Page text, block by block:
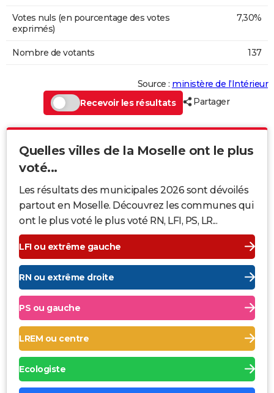
Votes nuls (en pourcentage des votes
exprimés)
7,30%
Nombre de votants 137
Source : ministère de l’Intérieur
Recevoir les résultats
Partager
Quelles villes de la Moselle ont le plus
voté...
Les résultats des municipales 2026 sont dévoilés
partout en Moselle. Découvrez les communes qui
ont le plus voté le plus voté RN, LFI, PS, LR...
LFI ou extrême gauche
RN ou extrême droite
PS ou gauche
LREM ou centre
Ecologiste